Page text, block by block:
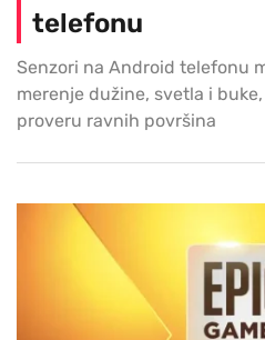
telefonu
Senzori na Android telefonu
merenje dužine, svetla i
proveru ravnih površina